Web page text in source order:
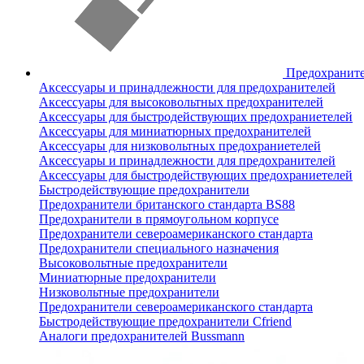
Аксессуары и принадлежности для предохранителей
Аксессуары для высоковольтных предохранителей
Аксессуары для быстродействующих предохраниетелей
Аксессуары для миниатюрных предохранителей
Аксессуары для низковольтных предохраниетелей
Аксессуары и принадлежности для предохранителей
Аксессуары для быстродействующих предохраниетелей
Быстродействующие предохранители
Предохранители британского стандарта BS88
Предохранители в прямоугольном корпусе
Предохранители североамериканского стандарта
Предохранители специального назначения
Высоковольтные предохранители
Миниатюрные предохранители
Низковольтные предохранители
Предохранители североамериканского стандарта
Быстродействующие предохранители Cfriend
Аналоги предохранителей Bussmann